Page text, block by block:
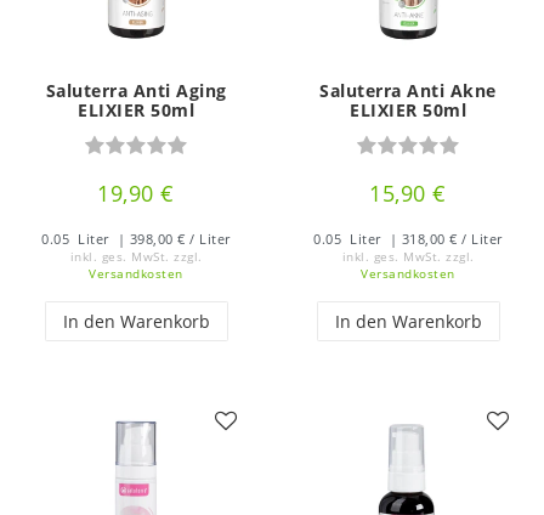
Saluterra Anti Aging
ELIXIER 50ml
19,90 €
0.05 Liter | 398,00 € / Liter
inkl. ges. MwSt. zzgl.
Versandkosten
In den Warenkorb
Saluterra Anti Akne
ELIXIER 50ml
15,90 €
0.05 Liter | 318,00 € / Liter
inkl. ges. MwSt. zzgl.
Versandkosten
In den Warenkorb